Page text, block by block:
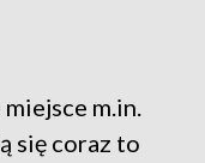
m.in.
się coraz to